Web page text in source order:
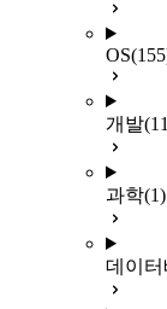
OS
개발
과학(1)
데이